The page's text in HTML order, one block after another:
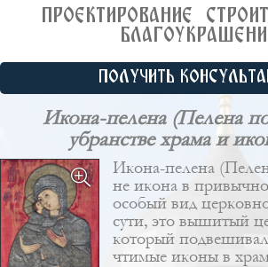
ПРОЕКТИРОВАНИЕ
ПОЛУЧИТЬ
Икона-пелена (Пелена
убранстве храма и
Икона-пелена
не икона в
особый вид
сути, это вышитый
который
чтимые иконы в